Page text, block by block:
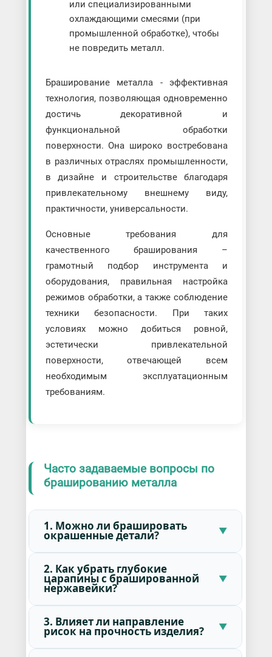
или специализированными
охлаждающими смесями (при
промышленной обработке), чтобы
не повредить металл.
Браширование металла - эффективная
технология, позволяющая одновременно
достичь декоративной и
функциональной обработки
поверхности. Она широко востребована
в различных отраслях промышленности,
в дизайне и строительстве благодаря
привлекательному внешнему виду,
практичности, универсальности.
Основные требования для
качественного браширования –
грамотный подбор инструмента и
оборудования, правильная настройка
режимов обработки, а также соблюдение
техники безопасности. При таких
условиях можно добиться ровной,
эстетически привлекательной
поверхности, отвечающей всем
необходимым эксплуатационным
требованиям.
Часто задаваемые вопросы по
брашированию металла
1. Можно ли брашировать
окрашенные детали?
2. Как убрать глубокие
царапины с брашированной
нержавейки?
3. Влияет ли направление
рисок на прочность изделия?